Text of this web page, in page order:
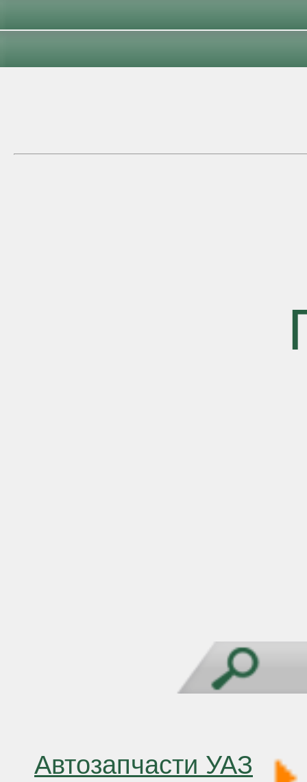
Автозапчасти УАЗ